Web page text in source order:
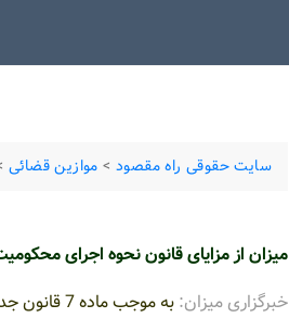
سایت حقوقی راه مقصود > موازین قضائی
میزان از مزایای قانون نحوه اجرای
خبرگزاری میزان:
به موجب